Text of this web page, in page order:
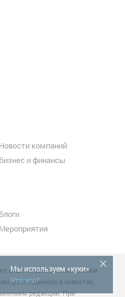
Мы используем «куки»
Что это?
Новости компаний
Бизнес и финансы
Блоги
Мероприятия
ответственности за мнения
размещенную в новостях.
редакции. При